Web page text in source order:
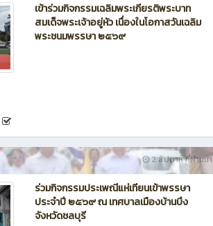
เข้าร่วมกิจกรรมเฉลิมพระเกียรติพระบาท
สมเด็จพระเจ้าอยู่หัว เนื่องในโอกาสวันเฉลิม
พระชนมพรรษา ๒๕๖๙
2 สัปดาห์ ที่ผ่านมา
ร่วมกิจกรรมประเพณีแห่เทียนเข้าพรรษา
ประจำปี ๒๕๖๙ ณ เทศบาลเมืองบ้านบึง
จังหวัดชลบุรี